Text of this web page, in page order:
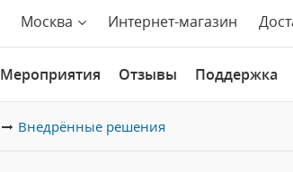
Москва Интернет-магазин
Мероприятия Отзывы Поддержка
Внедрённые решения